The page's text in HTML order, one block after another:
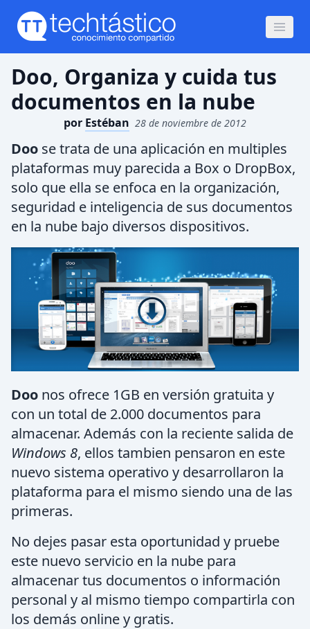
Doo, Organiza y cuida tus
documentos en la nube
por Estéban 28 de noviembre de 2012
Doo se trata de una aplicación en multiples
plataformas muy parecida a Box o DropBox,
solo que ella se enfoca en la organización,
seguridad e inteligencia de sus documentos
en la nube bajo diversos dispositivos.
Doo nos ofrece 1GB en versión gratuita y
con un total de 2.000 documentos para
almacenar. Además con la reciente salida de
Windows 8, ellos tambien pensaron en este
nuevo sistema operativo y desarrollaron la
plataforma para el mismo siendo una de las
primeras.
No dejes pasar esta oportunidad y pruebe
este nuevo servicio en la nube para
almacenar tus documentos o información
personal y al mismo tiempo compartirla con
los demás online y gratis.